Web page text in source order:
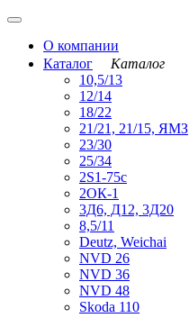
О компании
Каталог
Каталог
10,5/13
12/14
18/22
21/21, 21/15, ЯМЗ
23/30
25/34
2S1-75с
2ОК-1
3Д6, Д12, 3Д20
8,5/11
Deutz, Weichai
NVD 26
NVD 36
NVD 48
Skoda 110